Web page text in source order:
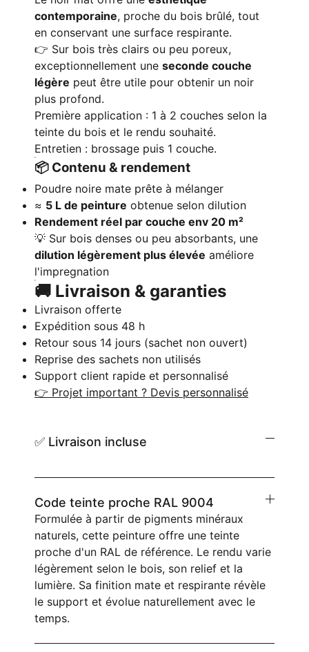
contemporaine, proche du bois brûlé, tout
en conservant une surface respirante.
👉 Sur bois très clairs ou peu poreux,
exceptionnellement une seconde couche
légère peut être utile pour obtenir un noir
plus profond.
Première application : 1 à 2 couches selon la
teinte du bois et le rendu souhaité.
Entretien : brossage puis 1 couche.
📦 Contenu & rendement
Poudre noire mate prête à mélanger
≈ 5 L de peinture obtenue selon dilution
Rendement réel par couche env 20 m²
💡 Sur bois denses ou peu absorbants, une
dilution légèrement plus élevée améliore
l'impregnation
🚚 Livraison & garanties
Livraison offerte
Expédition sous 48 h
Retour sous 14 jours (sachet non ouvert)
Reprise des sachets non utilisés
Support client rapide et personnalisé
👉 Projet important ? Devis personnalisé
✅ Livraison incluse
Code teinte proche RAL 9004
Formulée à partir de pigments minéraux
naturels, cette peinture offre une teinte
proche d'un RAL de référence. Le rendu varie
légèrement selon le bois, son relief et la
lumière. Sa finition mate et respirante révèle
le support et évolue naturellement avec le
temps.